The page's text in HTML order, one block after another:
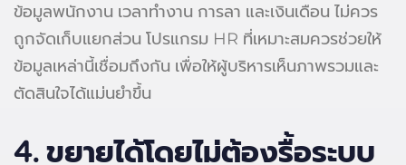
ข้อมูลพนักงาน เวลาทำงาน การลา และเงินเดือน ไม่ควร
ถูกจัดเก็บแยกส่วน โปรแกรม HR ที่เหมาะสมควรช่วยให้
ข้อมูลเหล่านี้เชื่อมถึงกัน เพื่อให้ผู้บริหารเห็นภาพรวมและ
ตัดสินใจได้แม่นยำขึ้น
4. ขยายได้โดยไม่ต้องรื้อระบบ